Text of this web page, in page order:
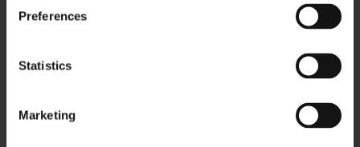
Preferences
Statistics
Marketing
Tlf. +45 6913 6970
info@billigskabe.dk
FAQ